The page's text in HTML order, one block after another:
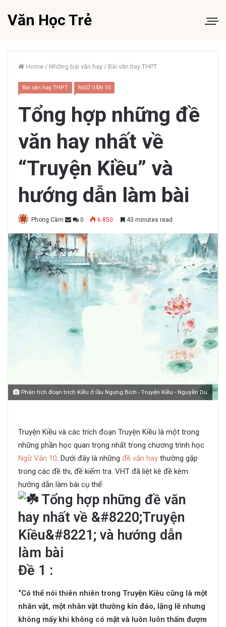
Văn Học Trẻ
Home / Những bài văn hay / Bài văn hay THPT
Bài văn hay THPT NGỮ VĂN 10
Tổng hợp những đề
văn hay nhất về
“Truyện Kiều” và
hướng dẫn làm bài
Phong Cầm 0 6.850 43 minutes read
Phân tích đoạn trích Kiều ở lầu Ngưng Bích - Truyện Kiều - Nguyễn Du
Truyện Kiều và các trích đoạn Truyện Kiều là một trong
những phần học quan trọng nhất trong chương trình học
Ngữ Văn 10. Dưới đây là những đề văn hay thường gặp
trong các đề thi, đề kiểm tra. VHT đã liệt kê đề kèm
hướng dẫn làm bài cụ thể:
Đề 1 :
“Có thể nói thiên nhiên trong Truyện Kiều cũng là một
nhân vật, một nhân vật thường kín đáo, lặng lẽ nhưng
không mấy khi không có mặt và luôn luôn thấm đượm